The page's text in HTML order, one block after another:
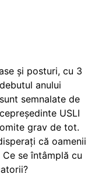
și posturi, cu 3
anului
semnalate de
USLI
grav de tot.
că oamenii
se întâmplă cu